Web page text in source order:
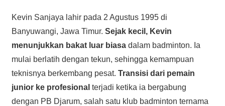
Kevin Sanjaya lahir pada 2 Agustus 1995 di
Banyuwangi, Jawa Timur. Sejak kecil, Kevin
menunjukkan bakat luar biasadalam badminton. Ia
mulai berlatih dengan tekun, sehingga kemampuan
teknisnya berkembang pesat. Transisi dari pemain
junior ke profesional terjadi ketika ia bergabung
dengan PB Djarum, salah satu klub badminton ternama